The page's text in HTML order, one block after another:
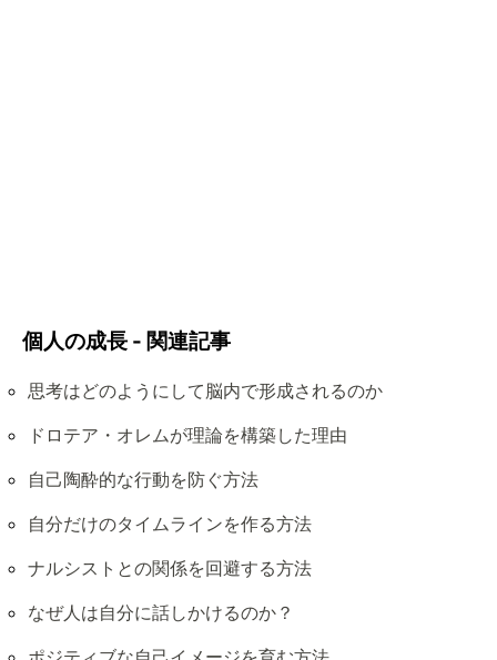
個人の成長 - 関連記事
思考はどのようにして脳内で形成されるのか
ドロテア・オレムが理論を構築した理由
自己陶酔的な行動を防ぐ方法
自分だけのタイムラインを作る方法
ナルシストとの関係を回避する方法
なぜ人は自分に話しかけるのか？